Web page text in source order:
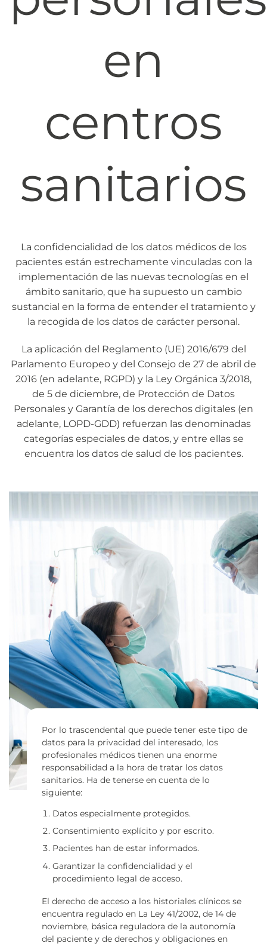
en
centros
sanitarios
La confidencialidad de los datos médicos de los
pacientes están estrechamente vinculadas con la
implementación de las nuevas tecnologías en el
ámbito sanitario, que ha supuesto un cambio
sustancial en la forma de entender el tratamiento y
la recogida de los datos de carácter personal.
La aplicación del Reglamento (UE) 2016/679 del
Parlamento Europeo y del Consejo de 27 de abril de
2016 (en adelante, RGPD) y la Ley Orgánica 3/2018,
de 5 de diciembre, de Protección de Datos
Personales y Garantía de los derechos digitales (en
adelante, LOPD-GDD) refuerzan las denominadas
categorías especiales de datos, y entre ellas se
encuentra los datos de salud de los pacientes.
Por lo trascendental que puede tener este tipo de
datos para la privacidad del interesado, los
profesionales médicos tienen una enorme
responsabilidad a la hora de tratar los datos
sanitarios. Ha de tenerse en cuenta de lo
siguiente:
Datos especialmente protegidos.
Consentimiento explícito y por escrito.
Pacientes han de estar informados.
Garantizar la confidencialidad y el
procedimiento legal de acceso.
El derecho de acceso a los historiales clínicos se
encuentra regulado en La Ley 41/2002, de 14 de
noviembre, básica reguladora de la autonomía
del paciente y de derechos y obligaciones en